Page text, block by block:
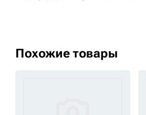
Похожие товары